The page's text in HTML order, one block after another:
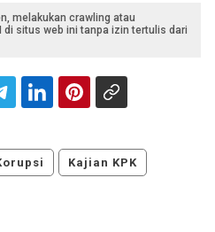
melakukan crawling atau
situs web ini tanpa izin tertulis dari
Kajian KPK